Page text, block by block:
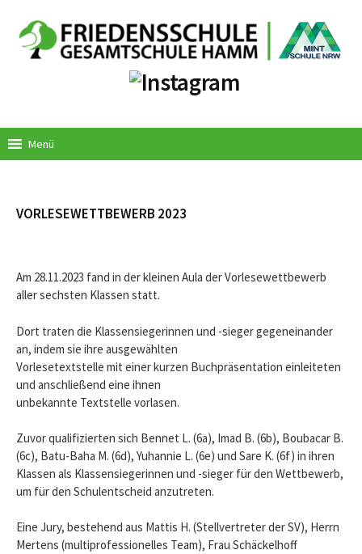
Inhalt
Menü
VORLESEWETTBEWERB 2023
Am 28.11.2023 fand in der kleinen Aula der Vorlesewettbewerb
aller sechsten Klassen statt.
Dort traten die Klassensiegerinnen und -sieger gegeneinander
an, indem sie ihre ausgewählten
Vorlesetextstelle mit einer kurzen Buchpräsentation einleiteten
und anschließend eine ihnen
unbekannte Textstelle vorlasen.
Zuvor qualifizierten sich Bennet L. (6a), Imad B. (6b), Boubacar B.
(6c), Batu-Baha M. (6d), Yuhannie L. (6e) und Sare K. (6f) in ihren
Klassen als Klassensiegerinnen und -sieger für den Wettbewerb,
um für den Schulentscheid anzutreten.
Eine Jury, bestehend aus Mattis H. (Stellvertreter der SV), Herrn
Mertens (multiprofessionelles Team), Frau Schäckelhoff